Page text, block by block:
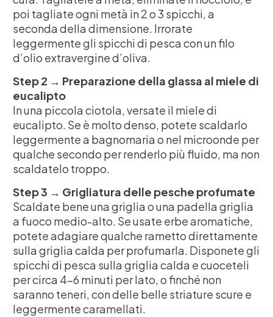
poi tagliate ogni metà in 2 o 3 spicchi, a
seconda della dimensione. Irrorate
leggermente gli spicchi di pesca con un filo
d’olio extravergine d’oliva.
Step 2 → Preparazione della glassa al miele di
eucalipto
In una piccola ciotola, versate il miele di
eucalipto. Se è molto denso, potete scaldarlo
leggermente a bagnomaria o nel microonde per
qualche secondo per renderlo più fluido, ma non
scaldatelo troppo.
Step 3 → Grigliatura delle pesche profumate
Scaldate bene una griglia o una padella griglia
a fuoco medio-alto. Se usate erbe aromatiche,
potete adagiare qualche rametto direttamente
sulla griglia calda per profumarla. Disponete gli
spicchi di pesca sulla griglia calda e cuoceteli
per circa 4-6 minuti per lato, o finché non
saranno teneri, con delle belle striature scure e
leggermente caramellati.